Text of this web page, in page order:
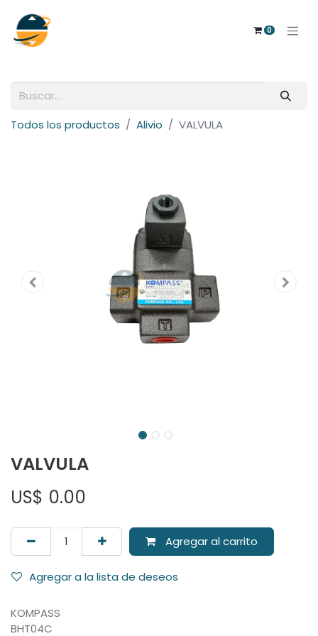
0
Todos los productos Alivio VALVULA
VALVULA
US$ 0.00
Agregar al carrito
Agregar a la lista de deseos
KOMPASS
BHT04C